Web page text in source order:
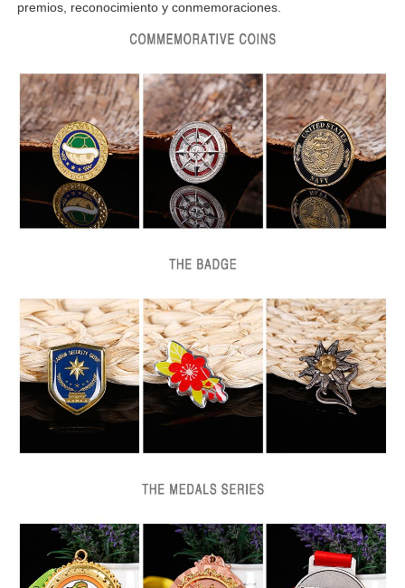
premios, reconocimiento y conmemoraciones.